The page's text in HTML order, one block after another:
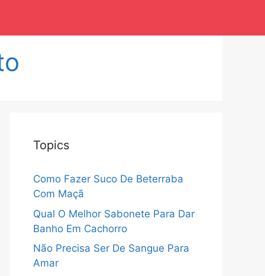
Topics
Como Fazer Suco De Beterraba
Com Maçã
Qual O Melhor Sabonete Para Dar
Banho Em Cachorro
Não Precisa Ser De Sangue Para
Amar